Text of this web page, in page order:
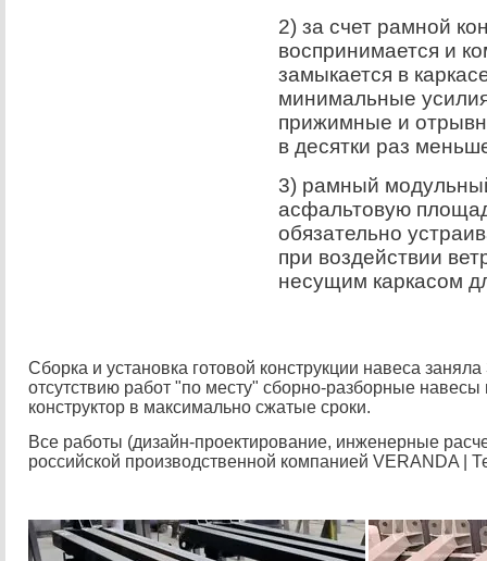
2) за счет рамной
воспринимается и
замыкается в
минимальные
прижимные и
в десятки раз
3) рамный
асфальтовую
обязательно
при воздействии
несущим каркасом
Сборка и установка готовой конструкции навеса
отсутствию работ "по месту" сборно-разборные
конструктор в максимально сжатые сроки.
Все работы (дизайн-проектирование, инженерные
российской производственной компанией VERANDA |